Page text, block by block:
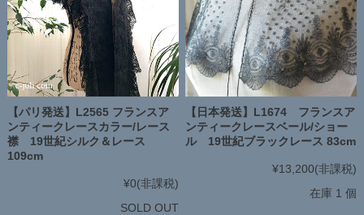
【パリ発送】L2565 フランスア
ンティークレースカラー/レース
襟 19世紀シルク＆レース
109cm
¥0(非課税)
SOLD OUT
【日本発送】L1674 フランスア
ンティークレースベール/ショー
ル 19世紀ブラックレース 83cm
¥13,200(非課税)
在庫 1 個